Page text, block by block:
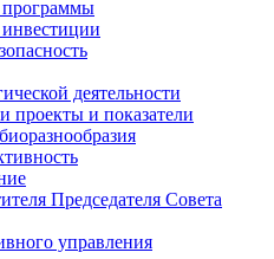
деятельности
проекты и показатели
Председателя Совета
управления